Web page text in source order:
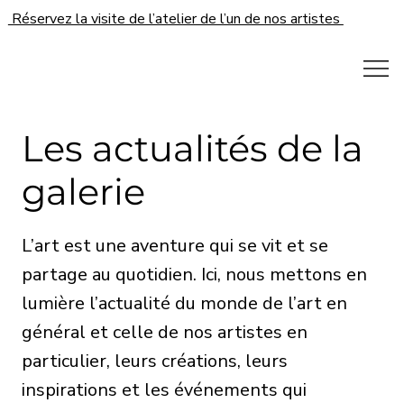
Réservez la visite de l’atelier de l’un de nos artistes
Les actualités de la
galerie
L’art est une aventure qui se vit et se
partage au quotidien. Ici, nous mettons en
lumière l’actualité du monde de l’art en
général et celle de nos artistes en
particulier, leurs créations, leurs
inspirations et les événements qui